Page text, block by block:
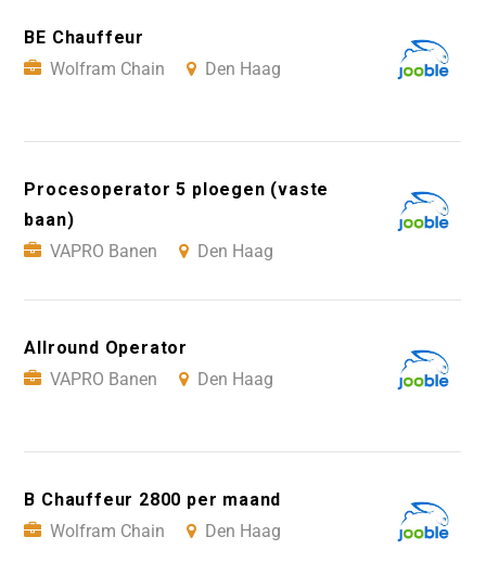
BE Chauffeur
Wolfram Chain
Den Haag
Procesoperator 5 ploegen (vaste
baan)
VAPRO Banen
Den Haag
Allround Operator
VAPRO Banen
Den Haag
B Chauffeur 2800 per maand
Wolfram Chain
Den Haag